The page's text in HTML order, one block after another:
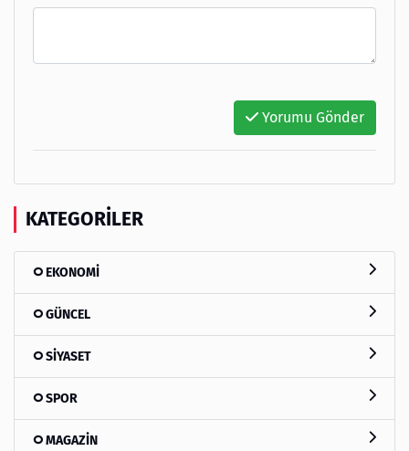
Yorumu Gönder
KATEGORILER
EKONOMİ
GÜNCEL
SİYASET
SPOR
MAGAZİN